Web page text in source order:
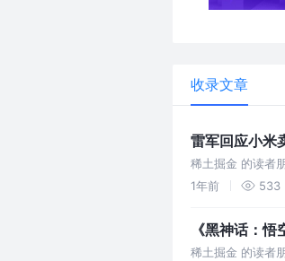
收录文章
雷军回应小米
| 极客头条
稀土掘金 的读者
辆车亏 6 万多，
1年前 533
《黑神话：
接入微信支付|
稀土掘金 的读者